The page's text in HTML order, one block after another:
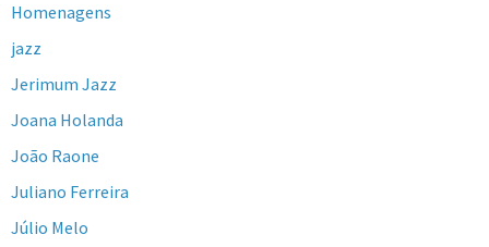
Homenagens
jazz
Jerimum Jazz
Joana Holanda
João Raone
Juliano Ferreira
Júlio Melo